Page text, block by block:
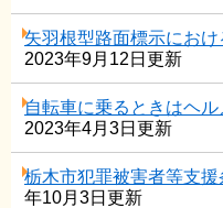
矢羽根型路面標示にお
2023年9月12日更新
自転車に乗るときはヘ
2023年4月3日更新
栃木市犯罪被害者等支
年10月3日更新